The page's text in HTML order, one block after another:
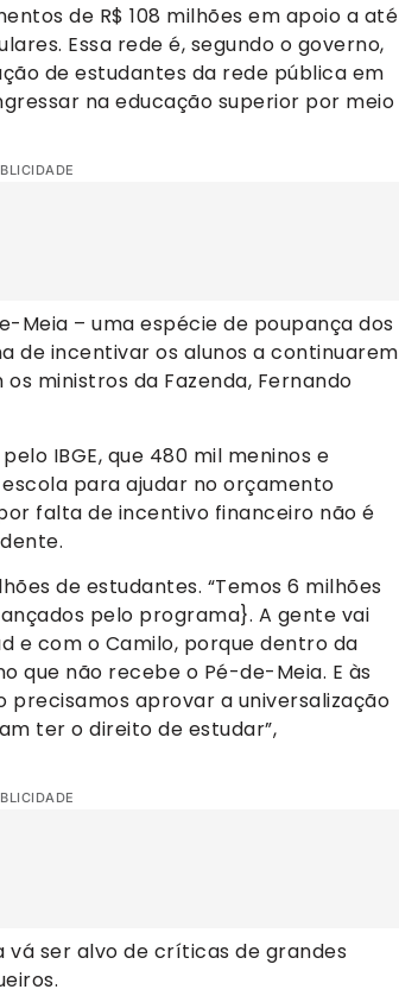
de R$ 108 milhões em apoio a até
Essa rede é, segundo o governo,
de estudantes da rede pública em
na educação superior por meio
Meia – uma espécie de poupança dos
de incentivar os alunos a continuarem
ministros da Fazenda, Fernando
IBGE, que 480 mil meninos e
para ajudar no orçamento
falta de incentivo financeiro não é
de estudantes. “Temos 6 milhões
pelo programa}. A gente vai
e com o Camilo, porque dentro da
que não recebe o Pé-de-Meia. E às
precisamos aprovar a universalização
ter o direito de estudar”,
vá ser alvo de críticas de grandes